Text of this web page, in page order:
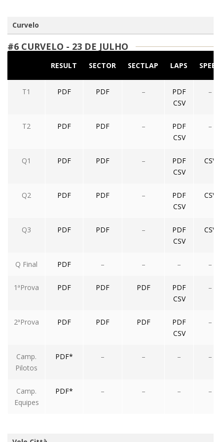
Curvelo
#6 CURVELO - 23 DE JULHO
RESULT SECTOR SECTLAP LAPS SPEED
T1 PDF PDF –
PDF
CSV
–
T2 PDF PDF –
PDF
CSV
–
Q1 PDF PDF –
PDF
CSV
CSV
Q2 PDF PDF –
PDF
CSV
CSV
Q3 PDF PDF –
PDF
CSV
CSV
Q Final PDF – – – –
1ªProva PDF PDF PDF
PDF
CSV
–
2ªProva PDF PDF PDF
PDF
CSV
–
Camp.
Pilotos
PDF* – – – –
Camp.
Equipes
PDF* – – – –